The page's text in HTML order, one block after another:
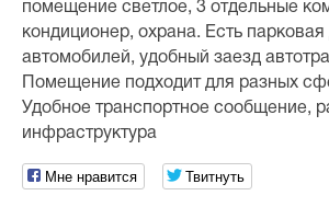
помещение светлое, 3 отдельные
кондиционер, охрана. Есть парковая
автомобилей, удобный заезд
Помещение подходит для разных
Удобное транспортное сообщение,
инфраструктура
Мне нравится Твитнуть